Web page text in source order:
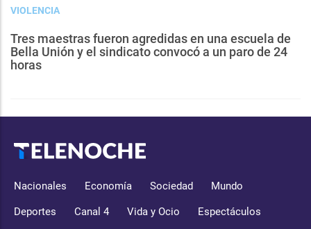
VIOLENCIA
Tres maestras fueron agredidas en una escuela de
Bella Unión y el sindicato convocó a un paro de 24
horas
Nacionales Economía Sociedad Mundo
Deportes Canal 4 Vida y Ocio Espectáculos